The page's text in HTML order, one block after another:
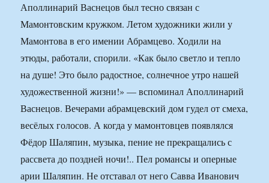
Аполлинарий Васнецов был тесно связан с
Мамонтовским кружком. Летом художники жили у
Мамонтова в его имении Абрамцево. Ходили на
этюды, работали, спорили. «Как было светло и тепло
на душе! Это было радостное, солнечное утро нашей
художественной жизни!» — вспоминал Аполлинарий
Васнецов. Вечерами абрамцевский дом гудел от смеха,
весёлых голосов. А когда у мамонтовцев появлялся
Фёдор Шаляпин, музыка, пение не прекращались с
рассвета до поздней ночи!.. Пел романсы и оперные
арии Шаляпин. Не отставал от него Савва Иванович